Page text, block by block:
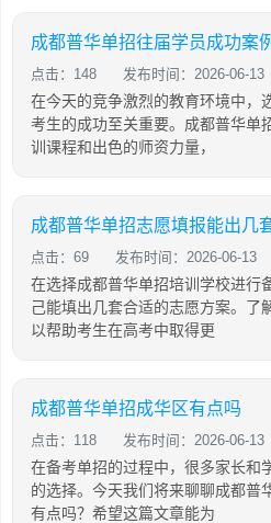
成都普华单招往届学员成功案
点击：148 发布时间：2026-06-13
在今天的竞争激烈的教育环境中，
考生的成功至关重要。成都普华单
训课程和出色的师资力量，
成都普华单招志愿填报能出几
点击：69 发布时间：2026-06-13
在选择成都普华单招培训学校进行
己能填出几套合适的志愿方案。了
以帮助考生在高考中取得更
成都普华单招成华区有点吗
点击：118 发布时间：2026-06-13
在备考单招的过程中，很多家长和
的选择。今天我们将来聊聊成都普
有点吗？希望这篇文章能为